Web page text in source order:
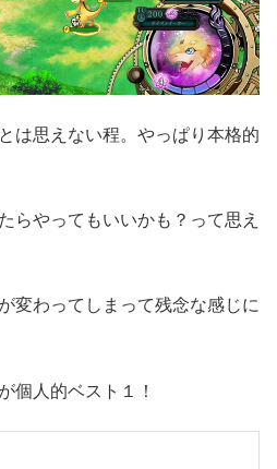
は思えない程。やっぱり本格的
らやってもいいかも？って思え
変わってしまって残念な感じに
個人的ベスト１！